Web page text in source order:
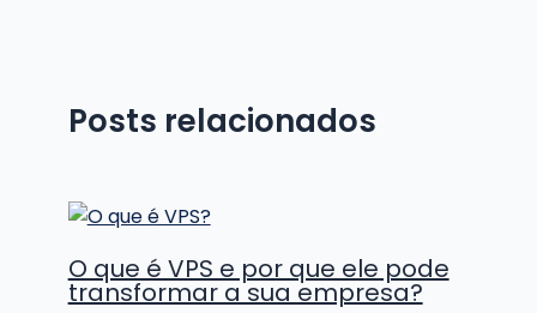
Posts relacionados
O que é VPS e por que ele pode
transformar a sua empresa?